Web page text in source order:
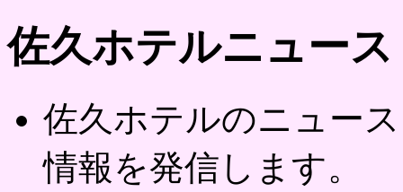
佐久ホテルニュース
佐久ホテルのニュー
情報を発信します。